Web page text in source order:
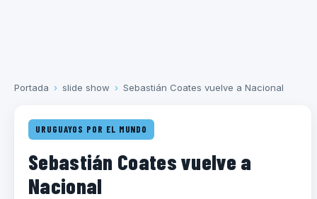
Portada › slide show › Sebastián Coates vuelve a Nacional
URUGUAYOS POR EL MUNDO
Sebastián Coates vuelve a
Nacional